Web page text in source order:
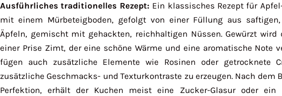
Ausführliches traditionelles Rezept: Ein klassisches Rezept für
mit einem Mürbeteigboden, gefolgt von einer Füllung aus
Äpfeln, gemischt mit gehackten, reichhaltigen Nüssen. Gewürzt
einer Prise Zimt, der eine schöne Wärme und eine aromatische Note
fügen auch zusätzliche Elemente wie Rosinen oder getrocknete
zusätzliche Geschmacks- und Texturkontraste zu erzeugen. Nach dem
Perfektion, erhält der Kuchen meist eine Zucker-Glasur oder ein